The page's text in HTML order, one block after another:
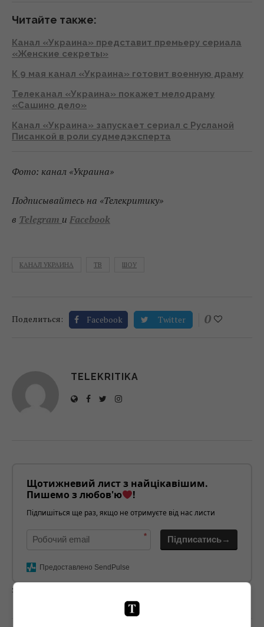
Читайте также:
Канал «Украина» представит премьеру сериала
«Женские секреты»
К 9 мая канал «Украина» готовит военную драму
Телеканал «Украина» покажет мелодраму
«Сашино дело»
Канал «Украина» запускает сериал с Русланой
Писанкой в роли судмедэксперта
Фото: канал «Украина»
Подписывайтесь на «Телекритику»
в Telegram и Facebook
КАНАЛ УКРАИНА ТВ ШОУ
Поделиться: Facebook Twitter 0
TELEKRITIKA
Щотижневий лист з найцікавішим.
Пишемо з любов'ю
!
Підпишіться ще раз, якщо не отримуєте від нас листи
* Підписатись→
Предоставлено SendPulse
загрузка...